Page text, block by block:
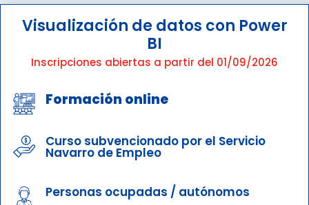
Visualización de datos con Power
BI
Inscripciones abiertas a partir del 01/09/2026
Formación online
Curso subvencionado por el Servicio
Navarro de Empleo
Personas ocupadas / autónomos